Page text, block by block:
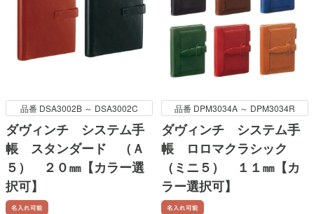
品番 DSA3002B ～ DSA3002C
ダヴィンチ システム手
帳 スタンダード （Ａ
５） ２０㎜【カラー選
択可】
品番 DPM3034A ～ DPM3034R
ダヴィンチ システム手
帳 ロロマクラシック
（ミニ５） １１㎜【カ
ラー選択可】